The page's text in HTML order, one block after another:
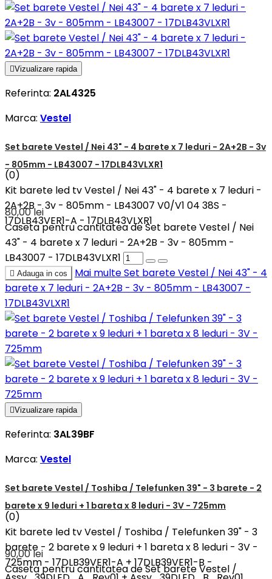
Vizualizare rapida
Referinta: 2AL4325
Marca: Vestel
Set barete Vestel / Nei 43" - 4 barete x 7 leduri - 2A+2B - 3v
- 805mm - LB43007 - 17DLB43VLXR1
(0)
Kit barete led tv Vestel / Nei 43" - 4 barete x 7 leduri -
2A+2B - 3v - 805mm - LB43007 V0/V1 04 38S -
17DLB43VER1-A - 17DLB43VLXR1
80,00 lei
Caseta pentru cantitatea de Set barete Vestel / Nei
43" - 4 barete x 7 leduri - 2A+2B - 3v - 805mm -
LB43007 - 17DLB43VLXR1
 Adauga in cos Mai multeSet barete Vestel / Nei 43" - 4
barete x 7 leduri - 2A+2B - 3v - 805mm - LB43007 -
17DLB43VLXR1
Vizualizare rapida
Referinta: 3AL39BF
Marca: Vestel
Set barete Vestel / Toshiba / Telefunken 39" - 3 barete - 2
barete x 9 leduri + 1 bareta x 8 leduri - 3V - 725mm
(0)
Kit barete led tv Vestel / Toshiba / Telefunken 39" - 3
barete - 2 barete x 9 leduri + 1 bareta x 8 leduri - 3V -
725mm - 17DLB39VER1-A + 17DLB39VER1-B -
90,00 lei
Caseta pentru cantitatea de Set barete Vestel /